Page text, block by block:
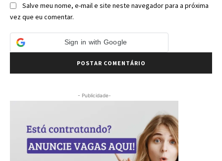
Salve meu nome, e-mail e site neste navegador para a próxima
vez que eu comentar.
Sign in with Google
- Publicidade-